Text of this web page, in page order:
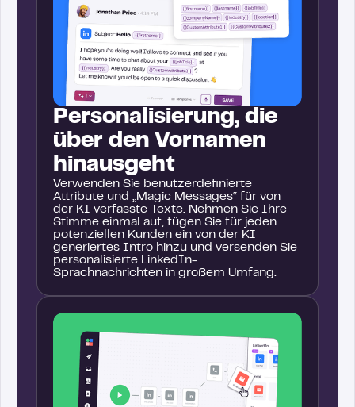
Personalisierung, die
über den Vornamen
hinausgeht
Verwenden Sie benutzerdefinierte
Attribute und „Magic Messages“ für von
der KI verfasste Texte. Nehmen Sie Ihre
Stimme einmal auf, fügen Sie für jeden
potenziellen Kunden ein von der KI
generiertes Intro hinzu und versenden Sie
personalisierte LinkedIn-
Sprachnachrichten in großem Umfang.